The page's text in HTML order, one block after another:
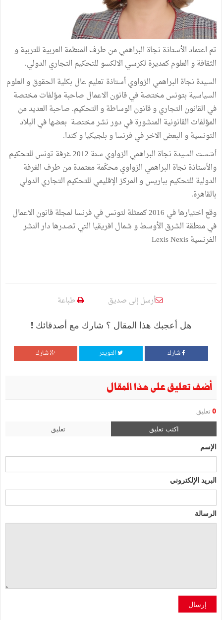
تم اعتماد الأستاذة نجاة البراهمي من طرف المنظمة العربية للتربية و
الثقافة و العلوم كمديرة لكرسي الالكسو للتحكيم التجاري الدولي.
السيدة نجاة البراهمي الزواوي أستاذة تعليم عال بكلية الحقوق و العلوم
السياسية بتونس مختصة في قانون الاعمال صاحبة مؤلفات مختصة
في القانون التجاري و قانون الوساطة و التحكيم. صاحبة العديد من
المؤلفات القانونية المنشورة في دور نشر مختصة بعضها في البلاد
التونسية و البعض الاخر في فرنسا و بلجيكيا و كندا.
أسّست السيدة نجاة البراهمي الزواوي سنة 2012 غرفة تونس للتحكيم
والأستاذة نجاة البراهمي الزواوي محكّمة معتمدة من طرف الغرفة
الدولية للتحكيم بباريس و المركز الإقليمي للتحكيم التجاري الدولي
بالقاهرة.
وقع اختيارها في 2016 كممثلة لتونس في فرنسا لمجلة قانون الاعمال
في منطقة الشرق الأوسط و شمال افريقيا التي تصدرها دار النشر
الفرنسية Lexis Nexis
أرسل إلى صديق طباعة
هل أعجبك هذا المقال ؟ شارك مع أصدقائك !
شارك التويتر شارك
أضف تعليق على هذا المقال
0 تعليق
اكتب تعليق تعليق
الإسم
البريد الإلكتروني
الرسالة
إرسال